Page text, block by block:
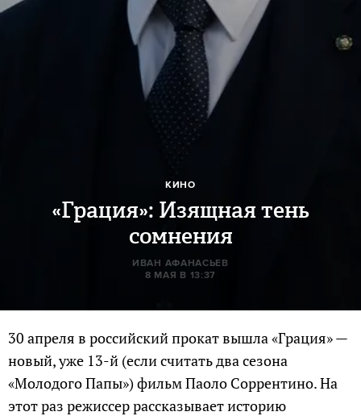
КИНО
«Грация»: Изящная тень
сомнения
ИВАН АФАНАСЬЕВ
8 МАЯ В 13:37
30 апреля в российский прокат вышла «Грация» —
новый, уже 13-й (если считать два сезона
«Молодого Папы») фильм Паоло Соррентино. На
этот раз режиссер рассказывает историю